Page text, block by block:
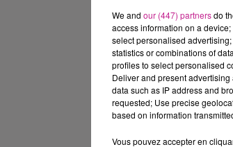
📍
🕒
We and our (447) partnersdo
access information on a
select personalised
statistics or combinations of
profiles to select personalised
Deliver and present
data such as IP address and
requested; Use precise
based on information
Vous pouvez accepter en